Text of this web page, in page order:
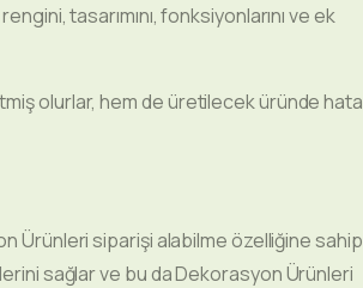
tasarımını, fonksiyonlarını ve ek
olurlar, hem de üretilecek üründe hata
Ürünleri siparişi alabilme özelliğine sahip
sağlar ve bu da Dekorasyon Ürünleri